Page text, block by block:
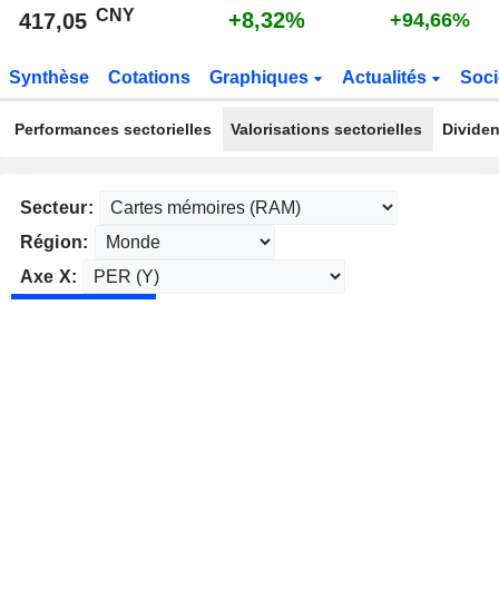
417,05 CNY +8,32% +94,66%
Synthèse Cotations Graphiques Actualités
Performances sectorielles Valorisations sectorielles
Secteur:
Région:
Axe X: